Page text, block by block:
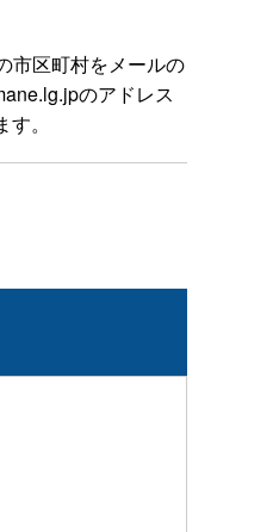
市区町村をメールの
のアドレス
。